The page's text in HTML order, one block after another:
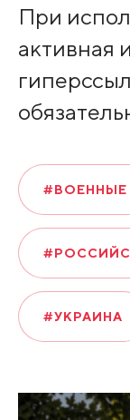
При
активная
#ВОЕННЫЕ
#УКРАИНА